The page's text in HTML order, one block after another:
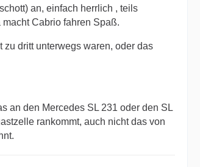
an, einfach herrlich , teils
Cabrio fahren Spaß.
dritt unterwegs waren, oder das
an den Mercedes SL 231 oder den SL
rankommt, auch nicht das von